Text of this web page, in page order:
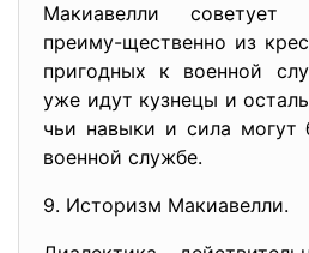
Макиавелли советует
преиму-щественно из
пригодных к военной
уже идут кузнецы и
чьи навыки и сила могут
военной службе.
9. Историзм Макиавелли.